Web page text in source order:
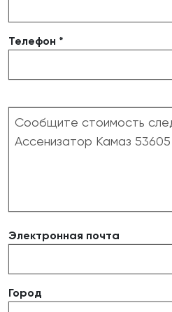
Телефон *
Электронная почта
Город